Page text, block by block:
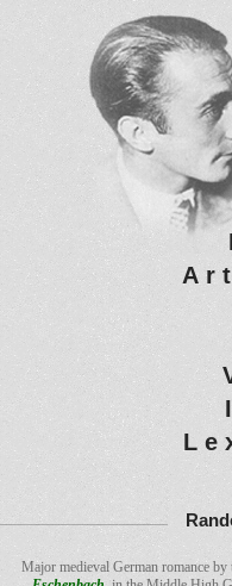
Major medieval German romance